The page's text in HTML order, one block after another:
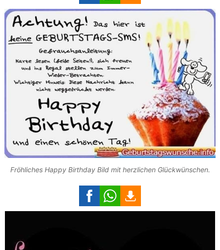
Fröhliches Happy Birthday Bild mit herzlichen Glückwünschen.